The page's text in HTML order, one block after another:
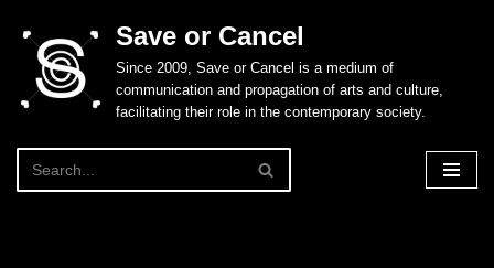
Skip
content
Save or Cancel
Since 2009, Save or Cancel is a medium of
communication and propagation of arts and culture,
facilitating their role in the contemporary society.